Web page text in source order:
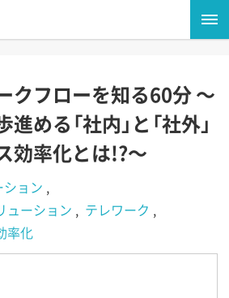
クフローを知る60分 〜
める「社内」と「社外」
効率化とは!?〜
ョン
ューション
テレワーク
率化